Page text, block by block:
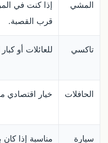
المشي
إذا كنت في
قرب القصبة.
تاكسي للعائلات أو
الحافلات خيار اقتصادي
سيارة
مناسبة إذا